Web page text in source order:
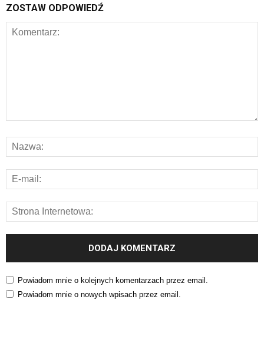
ZOSTAW ODPOWIEDŹ
Powiadom mnie o kolejnych komentarzach przez email.
Powiadom mnie o nowych wpisach przez email.